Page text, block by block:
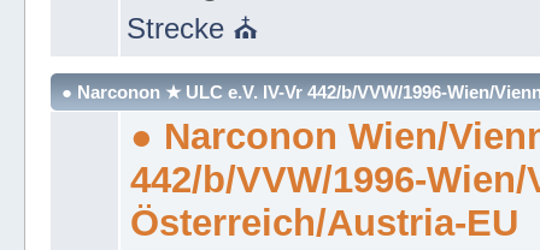
Strecke ⛪
● Narconon ★ ULC e.V. IV-Vr 442/b/VVW/1996-Wien/
● Narconon Wien/
442/b/VVW/1996-Wien/
Österreich/Austria-EU